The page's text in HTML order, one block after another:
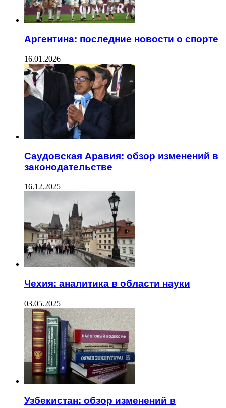
Аргентина: последние новости о спорте
16.01.2026
Саудовская Аравия: обзор изменений в
законодательстве
16.12.2025
Чехия: аналитика в области науки
03.05.2025
Узбекистан: обзор изменений в